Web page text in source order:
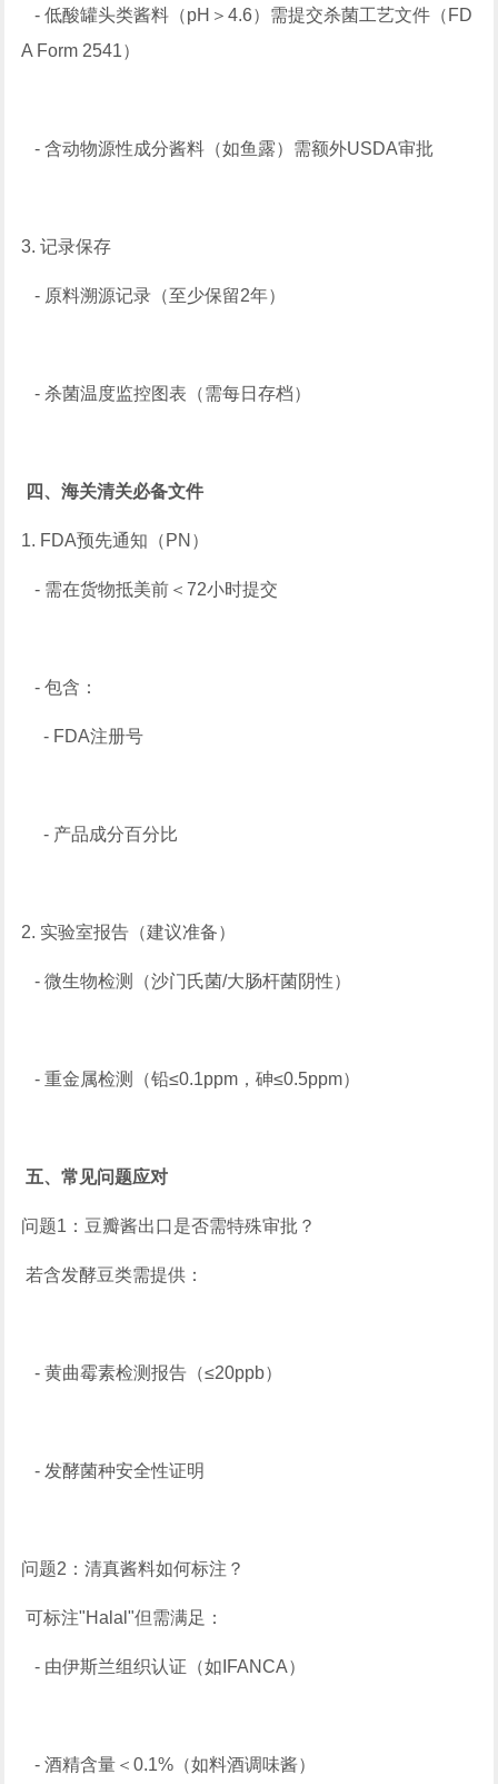
- 低酸罐头类酱料（pH＞4.6）需提交杀菌工艺文件（FD
A Form 2541）
- 含动物源性成分酱料（如鱼露）需额外USDA审批
3. 记录保存
- 原料溯源记录（至少保留2年）
- 杀菌温度监控图表（需每日存档）
四、海关清关必备文件
1. FDA预先通知（PN）
- 需在货物抵美前＜72小时提交
- 包含：
- FDA注册号
- 产品成分百分比
2. 实验室报告（建议准备）
- 微生物检测（沙门氏菌/大肠杆菌阴性）
- 重金属检测（铅≤0.1ppm，砷≤0.5ppm）
五、常见问题应对
问题1：豆瓣酱出口是否需特殊审批？
若含发酵豆类需提供：
- 黄曲霉素检测报告（≤20ppb）
- 发酵菌种安全性证明
问题2：清真酱料如何标注？
可标注"Halal"但需满足：
- 由伊斯兰组织认证（如IFANCA）
- 酒精含量＜0.1%（如料酒调味酱）